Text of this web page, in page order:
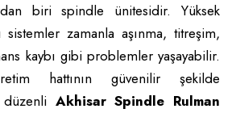
biri spindle ünitesidir. Yüksek
zamanla aşınma, titreşim,
kaybı gibi problemler yaşayabilir.
hattının güvenilir şekilde
Akhisar Spindle Rulman